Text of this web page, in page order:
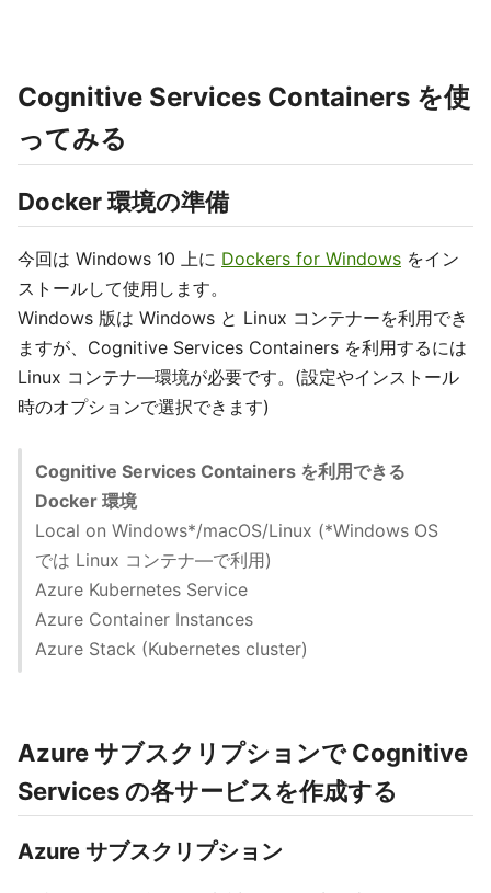
Cognitive Services Containers を使
ってみる
Docker 環境の準備
今回は Windows 10 上に Dockers for Windows をイン
ストールして使用します。
Windows 版は Windows と Linux コンテナーを利用でき
ますが、Cognitive Services Containers を利用するには
Linux コンテナ―環境が必要です。(設定やインストール
時のオプションで選択できます)
Cognitive Services Containers を利用できる
Docker 環境
Local on Windows*/macOS/Linux (*Windows OS
では Linux コンテナ―で利用)
Azure Kubernetes Service
Azure Container Instances
Azure Stack (Kubernetes cluster)
Azure サブスクリプションで Cognitive
Services の各サービスを作成する
Azure サブスクリプション